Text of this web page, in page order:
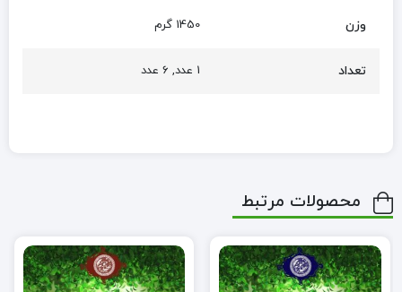
وزن 1450 گرم
تعداد 1 عدد, 6 عدد
محصولات مرتبط